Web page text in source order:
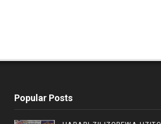
Popular Posts